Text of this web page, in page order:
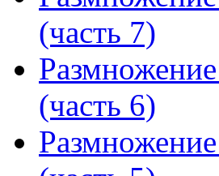
(часть 7)
(часть 6)